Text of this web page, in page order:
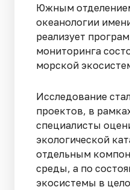
Южным
океанологии
реализует
мониторинга
морской
Исследование
проектов, в
специалисты
экологической
отдельным
среды, а по
экосистемы в